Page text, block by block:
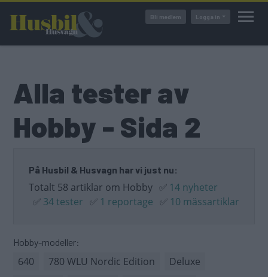
huvudinnehåll
Bli medlem Logga in
Alla tester av
Hobby - Sida 2
På Husbil & Husvagn har vi just nu:
Totalt 58 artiklar om Hobby ✅ 14 nyheter
✅ 34 tester ✅ 1 reportage ✅ 10 mässartiklar
Hobby-modeller:
640 780 WLU Nordic Edition
Deluxe